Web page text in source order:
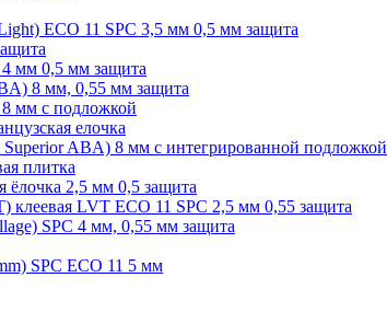
ECO 11 SPC 3,5 мм 0,5 мм защита
мм 0,5 мм защита
8 мм, 0,55 мм защита
8 мм с подложкой
елочка
ABA) 8 мм с интегрированной подложкой
плитка
ёлочка 2,5 мм 0,5 защита
LVT ECO 11 SPC 2,5 мм 0,55 защита
SPC 4 мм, 0,55 мм защита
SPC ECO 11 5 мм